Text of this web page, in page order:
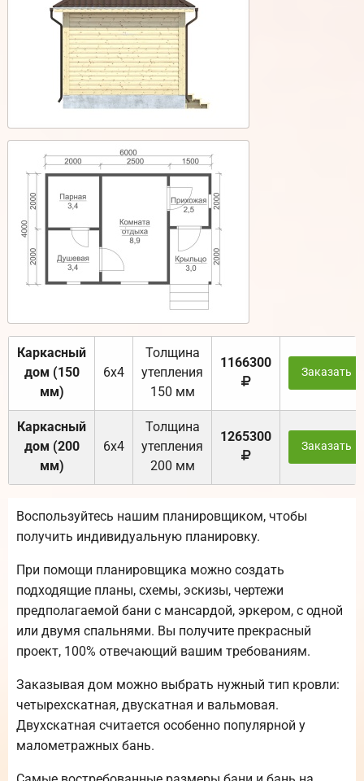
Каркасный
дом (150
мм)
6х4
Толщина
утепления
150 мм
1166300
Заказать
Каркасный
дом (200
мм)
6х4
Толщина
утепления
200 мм
1265300
Заказать
Воспользуйтесь нашим планировщиком, чтобы
получить индивидуальную планировку.
При помощи планировщика можно создать
подходящие планы, схемы, эскизы, чертежи
предполагаемой бани с мансардой, эркером, с одной
или двумя спальнями. Вы получите прекрасный
проект, 100% отвечающий вашим требованиям.
Заказывая дом можно выбрать нужный тип кровли:
четырехскатная, двускатная и вальмовая.
Двухскатная считается особенно популярной у
малометражных бань.